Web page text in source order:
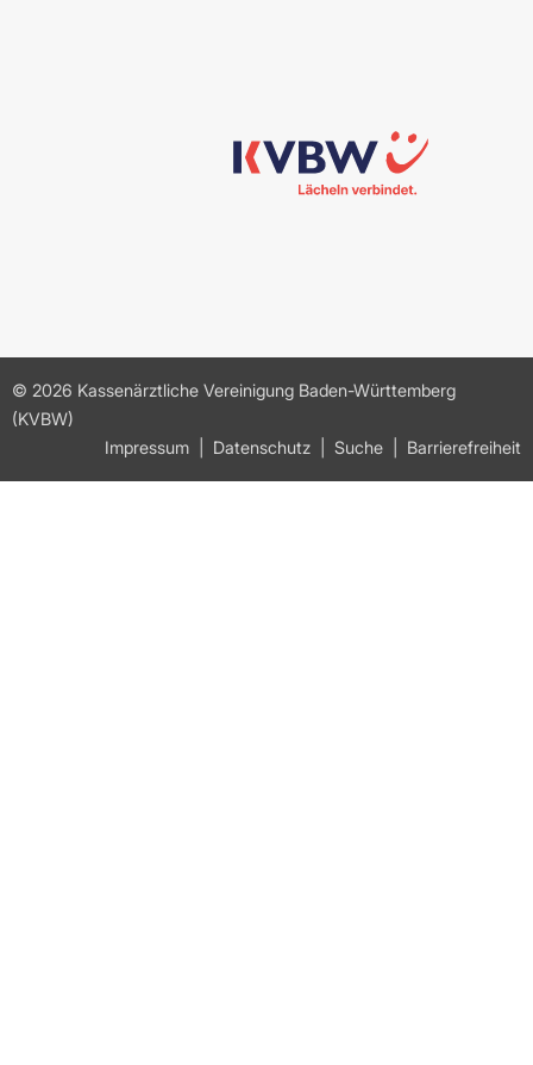
© 2026 Kassenärztliche Vereinigung Baden-Württemberg
(KVBW)
Impressum
Datenschutz Suche Barrierefreiheit